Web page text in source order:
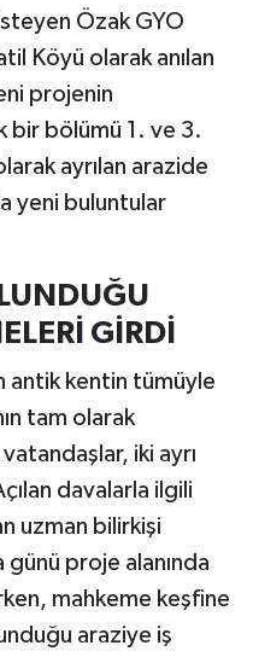
Özak GYO
Köyü olarak anılan
projenin
bir bölümü 1. ve 3.
ayrılan arazide
yeni buluntular
GİRDİ
antik kentin tümüyle
tam olarak
iki ayrı
davalarla ilgili
uzman bilirkişi
proje alanında
mahkeme keşfine
araziye iş